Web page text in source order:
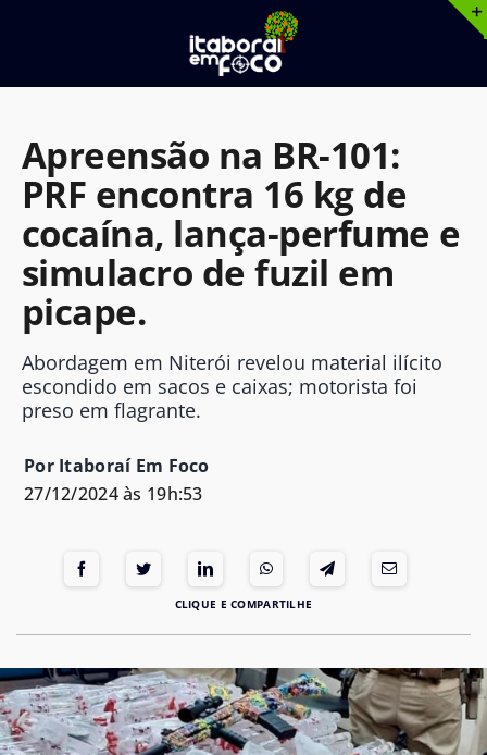
o
Apreensão na BR-101:
PRF encontra 16 kg de
cocaína, lança-perfume e
simulacro de fuzil em
picape.
Abordagem em Niterói revelou material ilícito
escondido em sacos e caixas; motorista foi
preso em flagrante.
Por Itaboraí Em Foco
27/12/2024 às 19h:53